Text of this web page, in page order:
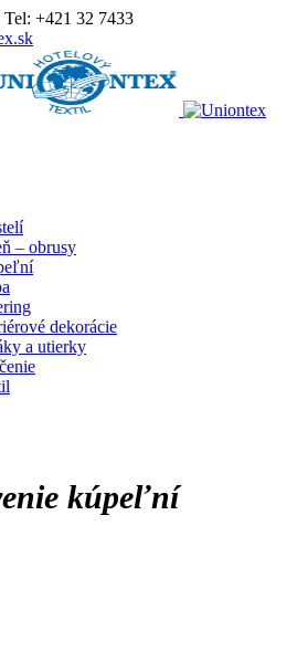
Tel: +421 32 7433
– obrusy
dekorácie
a utierky
kúpeľní